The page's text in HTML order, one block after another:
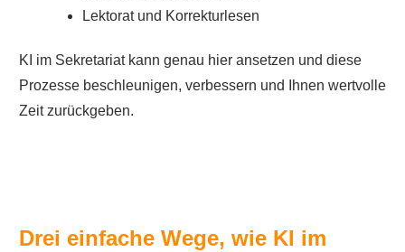
Lektorat und Korrekturlesen
KI im Sekretariat kann genau hier ansetzen und diese
Prozesse beschleunigen, verbessern und Ihnen wertvolle
Zeit zurückgeben.
Drei einfache Wege, wie KI im